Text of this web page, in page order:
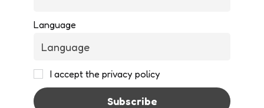
Language
I accept the privacy policy